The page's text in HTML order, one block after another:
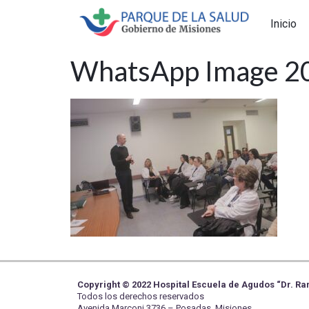
Inicio
WhatsApp Image
Copyright © 2022 Hospital Escuela de Agudos “Dr.
Todos los derechos reservados